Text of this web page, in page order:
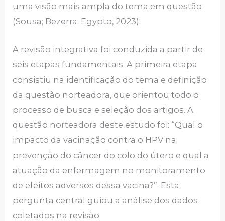
uma visão mais ampla do tema em questão
(Sousa; Bezerra; Egypto, 2023).
A revisão integrativa foi conduzida a partir de
seis etapas fundamentais. A primeira etapa
consistiu na identificação do tema e definição
da questão norteadora, que orientou todo o
processo de busca e seleção dos artigos. A
questão norteadora deste estudo foi: “Qual o
impacto da vacinação contra o HPV na
prevenção do câncer do colo do útero e qual a
atuação da enfermagem no monitoramento
de efeitos adversos dessa vacina?”. Esta
pergunta central guiou a análise dos dados
coletados na revisão.